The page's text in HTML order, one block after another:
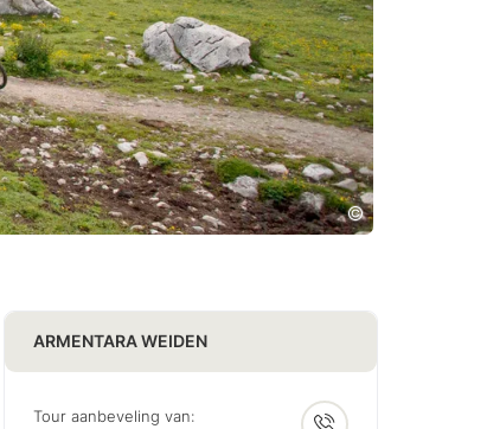
ARMENTARA WEIDEN
Tour aanbeveling van: